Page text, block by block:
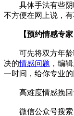
具体手法有些阴
不方便在网上说，有
【预约情感专家
可先将双方年龄
决的情感问题 ，编
一时间，给你专业的
高难度情感挽回
微信公众号搜索